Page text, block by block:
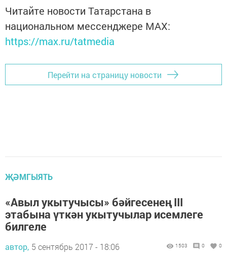
Читайте новости Татарстана в
национальном мессенджере MАХ:
https://max.ru/tatmedia
Перейти на страницу новости
ҖӘМГЫЯТЬ
«Авыл укытучысы» бәйгесенең III
этабына үткән укытучылар исемлеге
билгеле
автор, 5 сентябрь 2017 - 18:06 1503 0 0